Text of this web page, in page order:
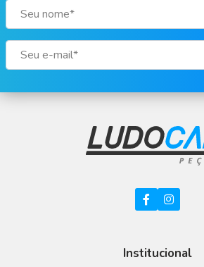
Institucional